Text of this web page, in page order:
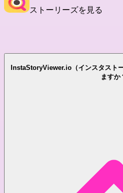
ストーリーズを見る
InstaStoryViewer.io（インスタスト
ますか